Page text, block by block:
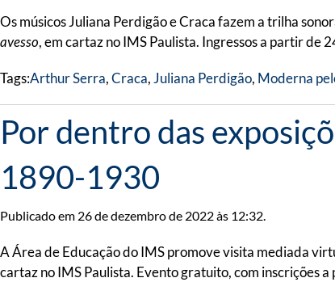
Os músicos Juliana Perdigão e Craca fazem a trilha
avesso, em cartaz no IMS Paulista. Ingressos a partir de
Tags:Arthur Serra,Craca, Juliana Perdigão, Moderna
Por dentro das
1890-1930
Publicado em 26 de dezembro de 2022 às 12:32.
A Área de Educação do IMS promove visita mediada
cartaz no IMS Paulista. Evento gratuito, com inscrições